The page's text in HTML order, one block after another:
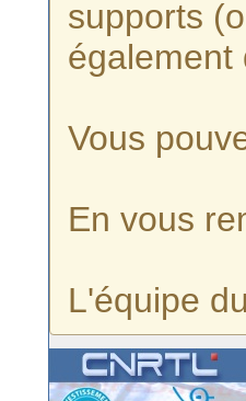
supports
également
Vous
En vous
L'équipe